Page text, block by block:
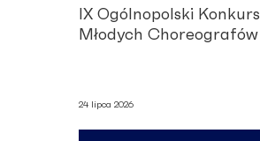
IX Ogólnopolski Konkurs
Młodych Choreografów
24 lipca 2026